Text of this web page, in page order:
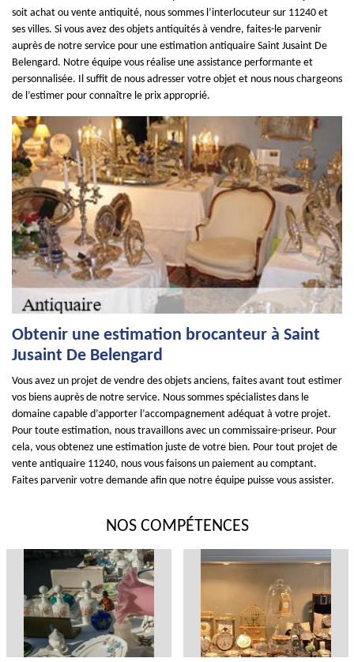
soit achat ou vente antiquité, nous sommes l’interlocuteur sur 11240 et
ses villes. Si vous avez des objets antiquités à vendre, faites-le parvenir
auprès de notre service pour une estimation antiquaire Saint Jusaint De
Belengard. Notre équipe vous réalise une assistance performante et
personnalisée. Il suffit de nous adresser votre objet et nous nous chargeons
de l’estimer pour connaître le prix approprié.
Obtenir une estimation brocanteur à Saint
Jusaint De Belengard
Vous avez un projet de vendre des objets anciens, faites avant tout estimer
vos biens auprès de notre service. Nous sommes spécialistes dans le
domaine capable d’apporter l’accompagnement adéquat à votre projet.
Pour toute estimation, nous travaillons avec un commissaire-priseur. Pour
cela, vous obtenez une estimation juste de votre bien. Pour tout projet de
vente antiquaire 11240, nous vous faisons un paiement au comptant.
Faites parvenir votre demande afin que notre équipe puisse vous assister.
NOS COMPÉTENCES